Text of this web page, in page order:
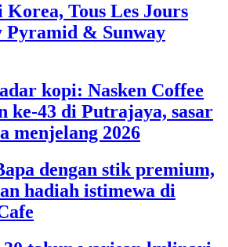
Korea, Tous Les Jours
Pyramid & Sunway
kopi: Nasken Coffee
ke-43 di Putrajaya, sasar
menjelang 2026
dengan stik premium,
hadiah istimewa di